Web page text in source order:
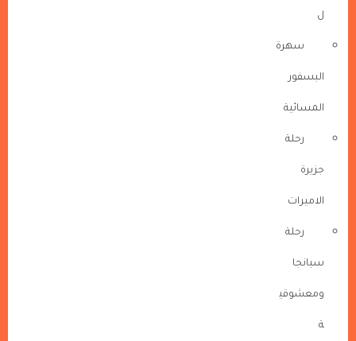
ل
سهرة
البسفور
المسائية
رحلة
جزيرة
الاميرات
رحلة
سبانجا
ومعشوقي
ة